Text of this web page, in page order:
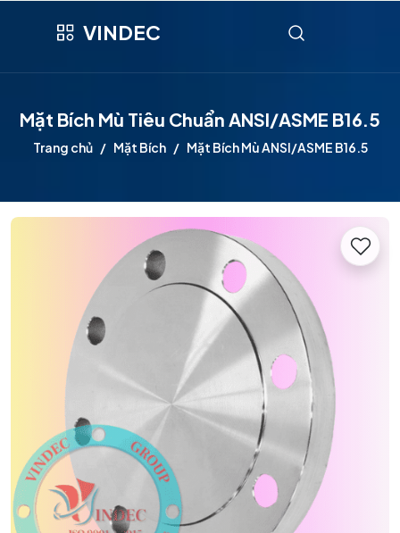
VINDEC
Mặt Bích Mù Tiêu Chuẩn ANSI/ASME B16.5
Trang chủ Mặt Bích Mặt Bích Mù ANSI/ASME B16.5